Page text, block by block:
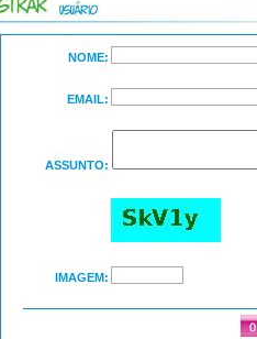
NOME:
EMAIL:
ASSUNTO:
IMAGEM: